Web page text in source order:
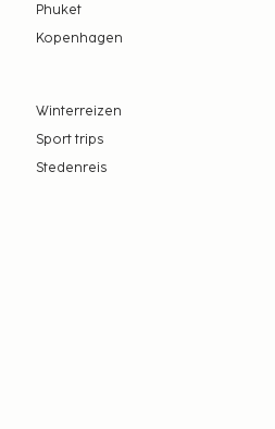
Phuket
Kopenhagen
Winterreizen
Sport trips
Stedenreis